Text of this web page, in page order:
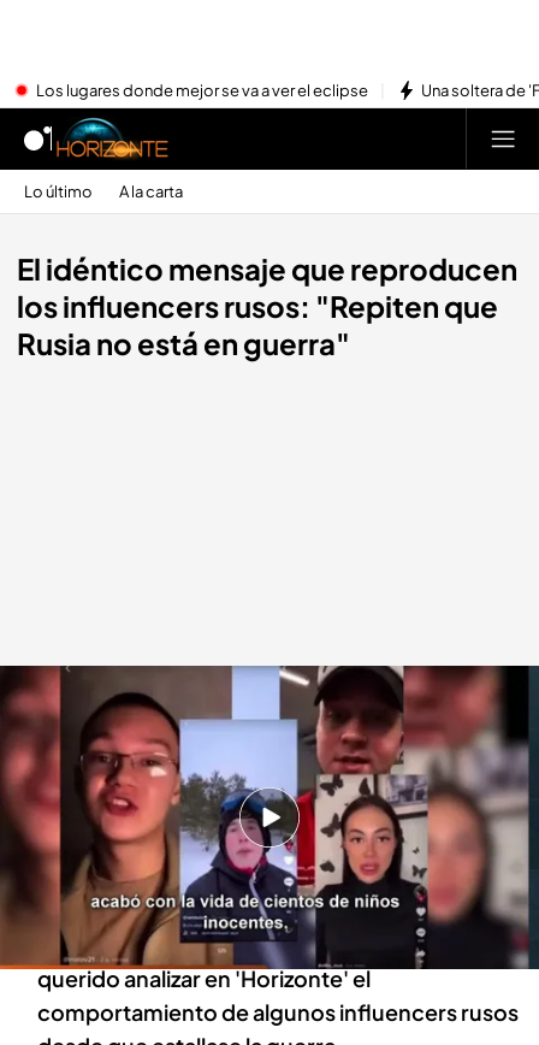
Los lugares donde mejor se va a ver el eclipse Una soltera de
Lo último A la carta
El idéntico mensaje que reproducen
los influencers rusos: "Repiten que
Rusia no está en guerra"
Influencer rusos
cuatro.com
11 MAR 2022 - 02:51h.
La crónica de Javier Nart tras volver de la
guerra de Ucrania: "Las miradas de los niños es
lo que me ha golpeado más"
Sergio Candanedo, youtuber español, ha
querido analizar en 'Horizonte' el
comportamiento de algunos influencers rusos